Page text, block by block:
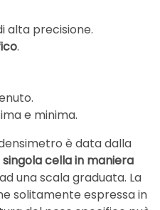
alta precisione.
.
e minima.
è data dalla
cella in maniera
una scala graduata. La
solitamente espressa in